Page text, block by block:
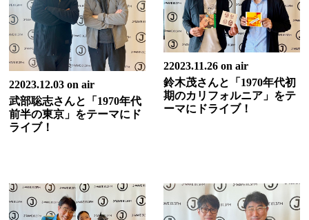
22023.12.03 on air
武部聡志さんと「1970年代
前半の東京」をテーマにド
ライブ！
22023.11.26 on air
鈴木茂さんと「1970年代初
期のカリフォルニア」をテ
ーマにドライブ！